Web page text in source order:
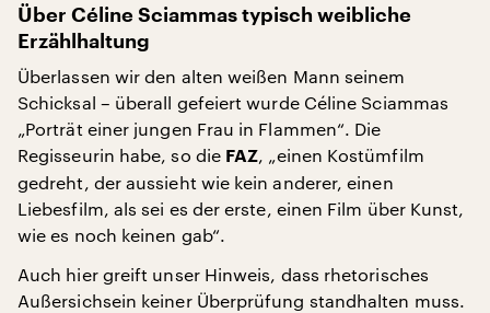
Über Céline Sciammas typisch weibliche
Erzählhaltung
Überlassen wir den alten weißen Mann seinem
Schicksal – überall gefeiert wurde Céline Sciammas
„Porträt einer jungen Frau in Flammen“. Die
Regisseurin habe, so die FAZ, „einen Kostümfilm
gedreht, der aussieht wie kein anderer, einen
Liebesfilm, als sei es der erste, einen Film über Kunst,
wie es noch keinen gab“.
Auch hier greift unser Hinweis, dass rhetorisches
Außersichsein keiner Überprüfung standhalten muss.